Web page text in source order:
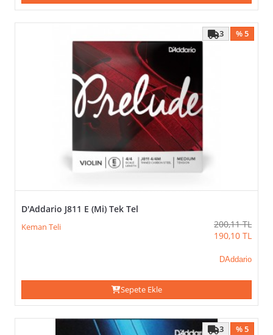
% 5
3
D'Addario J811 E (Mi) Tek Tel
Keman Teli 200,11 TL
190,10 TL
DAddario
Sepete Ekle
% 5
3